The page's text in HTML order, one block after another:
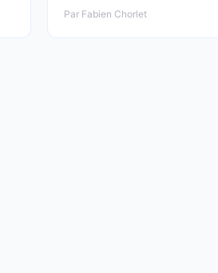
Par Fabien Chorlet